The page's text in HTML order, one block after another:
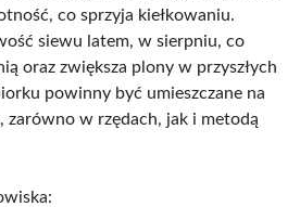
co sprzyja kiełkowaniu.
siewu latem, w sierpniu, co
oraz zwiększa plony w przyszłych
powinny być umieszczane na
, zarówno w rzędach, jak i metodą